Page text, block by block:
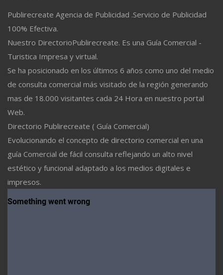
Publirecreate Agencia de Publicidad .Servicio de Publicidad
100% Efectiva.
Nuestro DirectorioPublirecreate. Es una Guía Comercial -
Turistica Impresa y virtual.
Se ha posicionado en los últimos 6 años como uno del medio
de consulta comercial más visitado de la región generando
mas de 18.000 visitantes cada 24 Hora en nuestro portal
Web.
Directorio Publirecreate ( Guía Comercial)
Evolucionando el concepto de directorio comercial en una
guía Comercial de fácil consulta reflejando un alto nivel
estético y funcional adaptado a los medios digitales e
impresos.